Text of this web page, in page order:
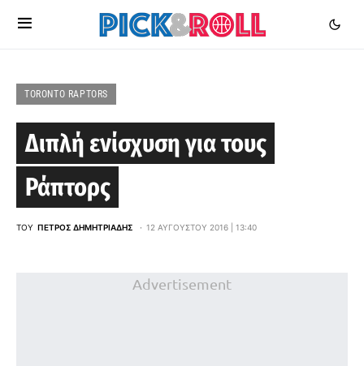
TORONTO RAPTORS
Διπλή ενίσχυση για τους
Ράπτορς
ΤΟΥ ΠΈΤΡΟΣ ΔΗΜΗΤΡΙΆΔΗΣ 12 ΑΥΓΟΎΣΤΟΥ 2016 | 13:40
Advertisement